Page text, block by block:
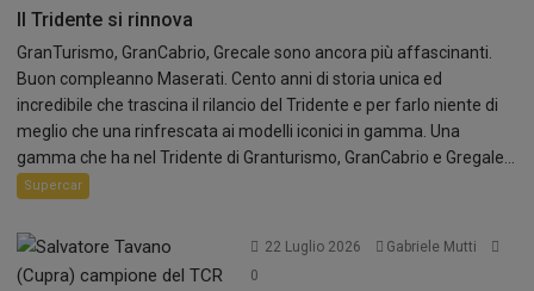
Il Tridente si rinnova
GranTurismo, GranCabrio, Grecale sono ancora più affascinanti.
Buon compleanno Maserati. Cento anni di storia unica ed
incredibile che trascina il rilancio del Tridente e per farlo niente di
meglio che una rinfrescata ai modelli iconici in gamma. Una
gamma che ha nel Tridente di Granturismo, GranCabrio e Gregale...
Supercar
22 Luglio 2026
Gabriele Mutti
0